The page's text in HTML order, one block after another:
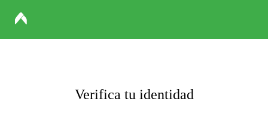
Verifica tu identidad